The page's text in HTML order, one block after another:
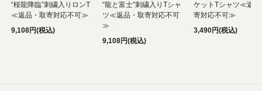
“桜龍降臨”刺繍入りロンT
≪返品・取寄対応不可≫
9,108円(税込)
“龍と富士”刺繍入りTシャ
ツ≪返品・取寄対応不可
≫
9,108円(税込)
ケットTシャツ≪返品
寄対応不可≫
3,490円(税込)